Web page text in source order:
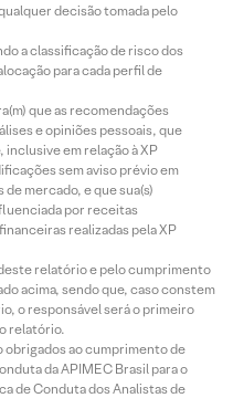
decisão tomada pelo
a classificação de risco dos
para cada perfil de
que as recomendações
e opiniões pessoais, que
em relação à XP
sem aviso prévio em
mercado, e que sua(s)
por receitas
realizadas pela XP
relatório e pelo cumprimento
acima, sendo que, caso constem
o responsável será o primeiro
relatório.
obrigados ao cumprimento de
da APIMEC Brasil para o
de Conduta dos Analistas de